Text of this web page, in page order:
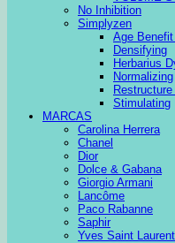
No Inhibition
Simplyzen
Age
Densifying
Herbarius
Normalizing
Restructure
Stimulating
MARCAS
Carolina Herrera
Chanel
Dior
Dolce & Gabana
Giorgio Armani
Lancôme
Paco Rabanne
Saphir
Yves Saint Laurent